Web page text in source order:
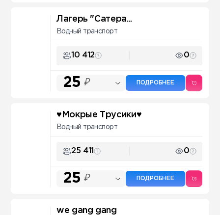
Лагерь "Сатера...
Водный транспорт
10 412 0
25 ₽ ПОДРОБНЕЕ
♥Мокрые Трусики♥
Водный транспорт
25 411 0
25 ₽ ПОДРОБНЕЕ
we gang gang